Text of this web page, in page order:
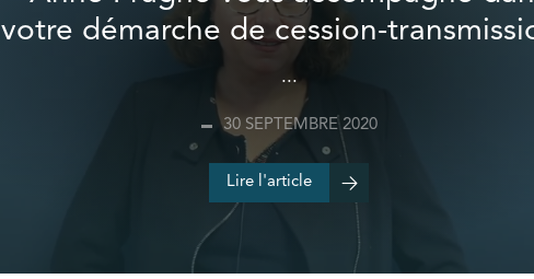
votre démarche de cession-
...
30 SEPTEMBRE 2020
Lire l'article